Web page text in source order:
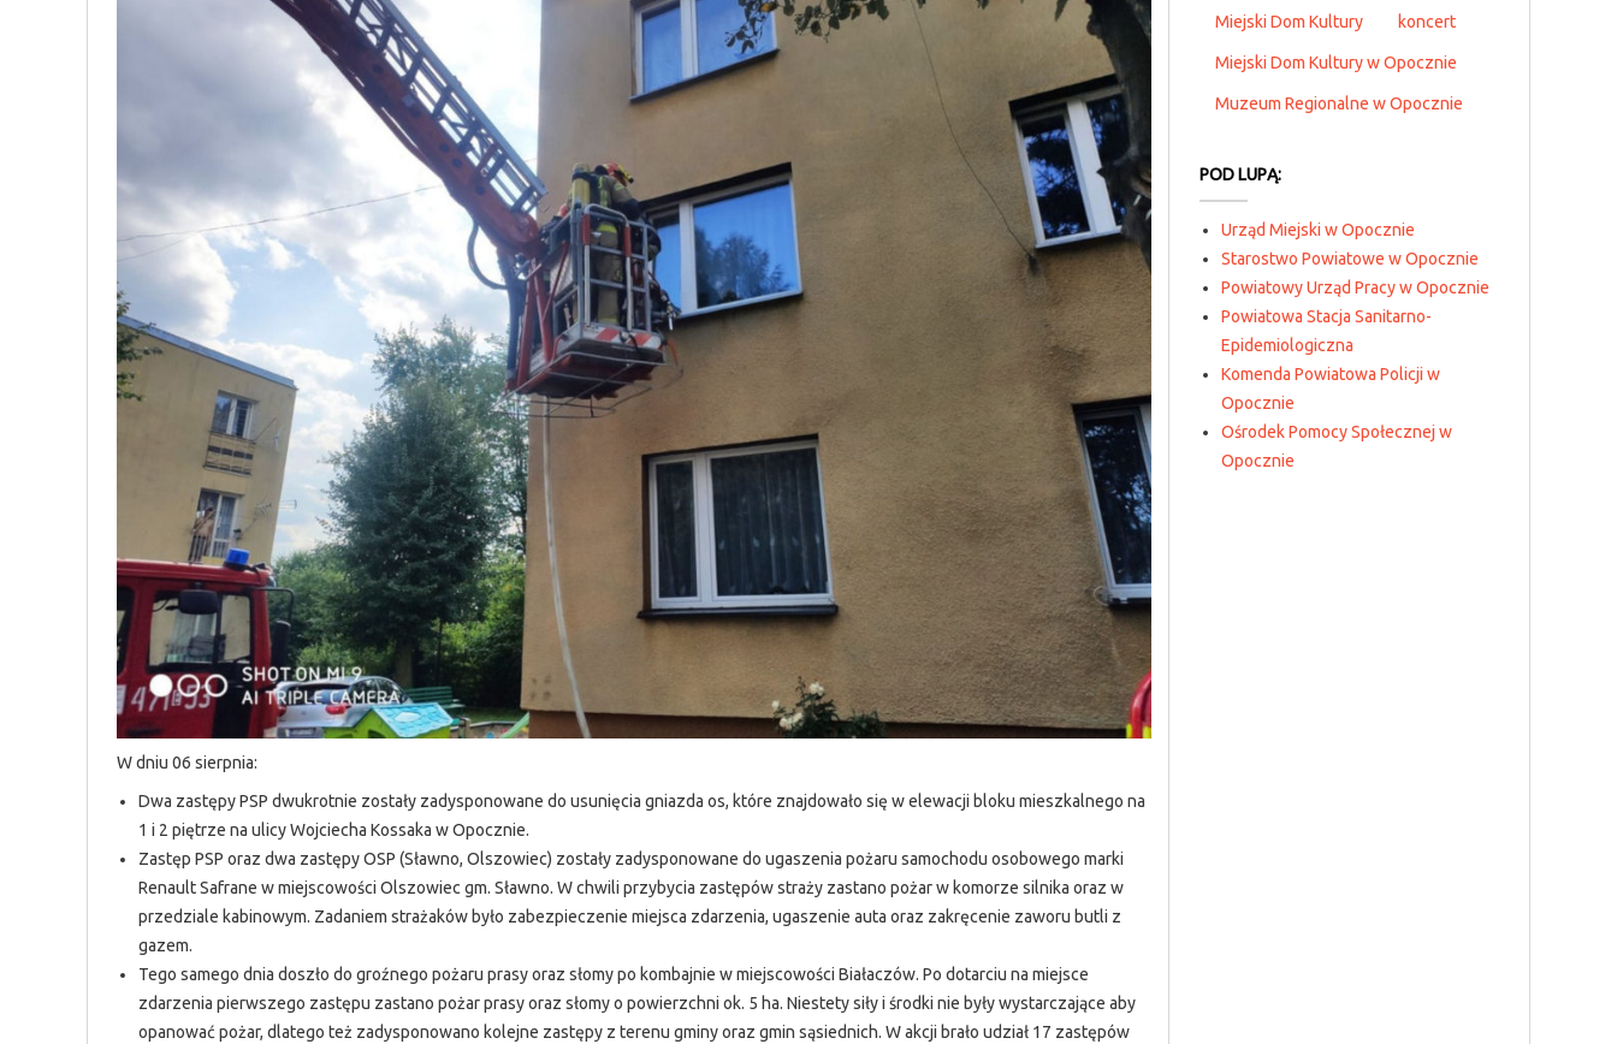
W dniu 06 sierpnia:
Dwa zastępy PSP dwukrotnie zostały zadysponowane do usunięcia gniazda os, które znajdowało się w elewacji bloku mieszkalnego na
1 i 2 piętrze na ulicy Wojciecha Kossaka w Opocznie.
Zastęp PSP oraz dwa zastępy OSP (Sławno, Olszowiec) zostały zadysponowane do ugaszenia pożaru samochodu osobowego marki
Renault Safrane w miejscowości Olszowiec gm. Sławno. W chwili przybycia zastępów straży zastano pożar w komorze silnika oraz w
przedziale kabinowym. Zadaniem strażaków było zabezpieczenie miejsca zdarzenia, ugaszenie auta oraz zakręcenie zaworu butli z
gazem.
Tego samego dnia doszło do groźnego pożaru prasy oraz słomy po kombajnie w miejscowości Białaczów. Po dotarciu na miejsce
zdarzenia pierwszego zastępu zastano pożar prasy oraz słomy o powierzchni ok. 5 ha. Niestety siły i środki nie były wystarczające aby
opanować pożar, dlatego też zadysponowano kolejne zastępy z terenu gminy oraz gmin sąsiednich. W akcji brało udział 17 zastępów
Miejski Dom Kultury koncert
Miejski Dom Kultury w Opocznie
Muzeum Regionalne w Opocznie
POD LUPĄ:
Urząd Miejski w Opocznie
Starostwo Powiatowe w Opocznie
Powiatowy Urząd Pracy w Opocznie
Powiatowa Stacja Sanitarno-
Epidemiologiczna
Komenda Powiatowa Policji w
Opocznie
Ośrodek Pomocy Społecznej w
Opocznie